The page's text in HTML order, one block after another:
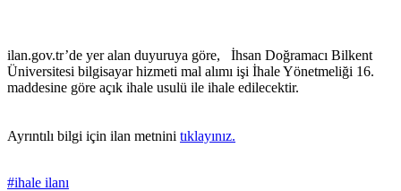
ilan.gov.tr’de yer alan duyuruya göre, İhsan Doğramacı Bilkent
Üniversitesi bilgisayar hizmeti mal alımı işi İhale Yönetmeliği 16.
maddesine göre açık ihale usulü ile ihale edilecektir.
Ayrıntılı bilgi için ilan metnini tıklayınız.
#ihale ilanı